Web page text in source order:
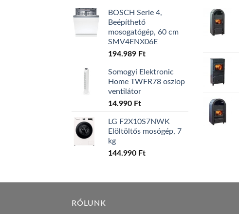
BOSCH Serie 4,
Beépíthető
mosogatógép, 60 cm
SMV4ENX06E
194.989 Ft
Somogyi Elektronic
Home TWFR78 oszlop
ventilátor
14.990 Ft
LG F2X10S7NWK
Elöltöltős mosógép, 7
kg
144.990 Ft
RÓLUNK